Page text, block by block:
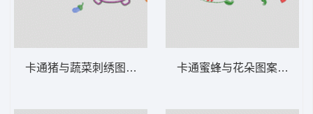
卡通猪与蔬菜刺绣图案 卡通童装章标贴布 卡通蜜蜂与